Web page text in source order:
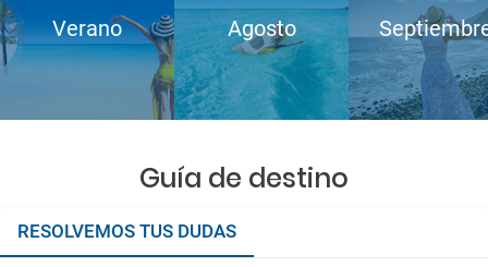
Verano Agosto
Guía de destino
RESOLVEMOS TUS DUDAS